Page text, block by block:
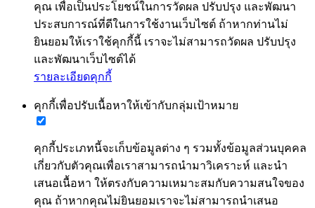
คุณ เพื่อเป็นประโยชน์ในการวัดผล ปรับปรุง และพัฒนา
ประสบการณ์ที่ดีในการใช้งานเว็บไซต์ ถ้าหากท่านไม่
ยินยอมให้เราใช้คุกกี้นี้ เราจะไม่สามารถวัดผล ปรับปรุง
และพัฒนาเว็บไซต์ได้
รายละเอียดคุกกี้
คุกกี้เพื่อปรับเนื้อหาให้เข้ากับกลุ่มเป้าหมาย
คุกกี้ประเภทนี้จะเก็บข้อมูลต่าง ๆ รวมทั้งข้อมูลส่วนบุคคล
เกี่ยวกับตัวคุณเพื่อเราสามารถนำมาวิเคราะห์ และนำ
เสนอเนื้อหา ให้ตรงกับความเหมาะสมกับความสนใจของ
คุณ ถ้าหากคุณไม่ยินยอมเราจะไม่สามารถนำเสนอ